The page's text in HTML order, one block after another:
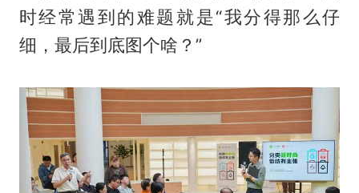
时经常遇到的难题就是“我分得那么仔
细，最后到底图个啥？”